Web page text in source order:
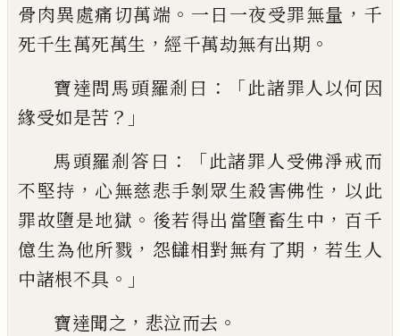
骨肉異處痛切萬端 。 一日一夜受罪無量 ， 千
死千生萬死萬生 ， 經千萬劫無有出期 。
寶達問馬頭羅剎曰 ：「此諸罪人以何因
緣受如是苦 ？」
馬頭羅剎答曰 ：「此諸罪人受佛淨戒而
不堅持 ， 心無慈悲手剝眾生殺害佛性 ， 以此
罪故墮是地獄 。 後若得出當墮畜生中 ， 百千
億生為他所戮 ， 怨讎相對無有了期 ，若生 人
中諸根不具 。」
寶達聞之 ， 悲泣而去 。